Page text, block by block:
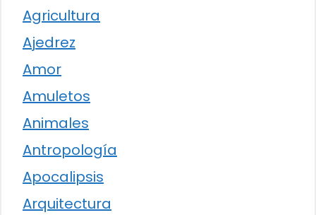
Agricultura
Ajedrez
Amor
Amuletos
Animales
Antropología
Apocalipsis
Arquitectura